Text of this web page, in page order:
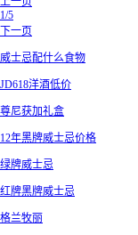
1/5
下一页
威士忌配什么食物
JD618洋酒低价
尊尼获加礼盒
12年黑牌威士忌价格
绿牌威士忌
红牌黑牌威士忌
格兰牧丽